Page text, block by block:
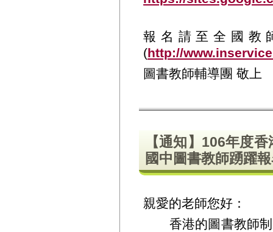
報名請至全國教
(http://
圖書教師輔導團 敬上
【通知】106年度
國中圖書教師踴躍
親愛的老師您好：
香港的圖書教師制